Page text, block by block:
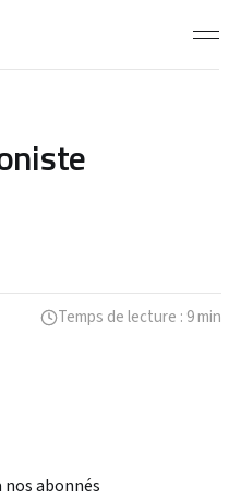
Temps de lecture : 9 min
abonnés